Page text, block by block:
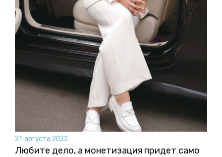
31 августа 2022
Любите дело, а монетизация придет само